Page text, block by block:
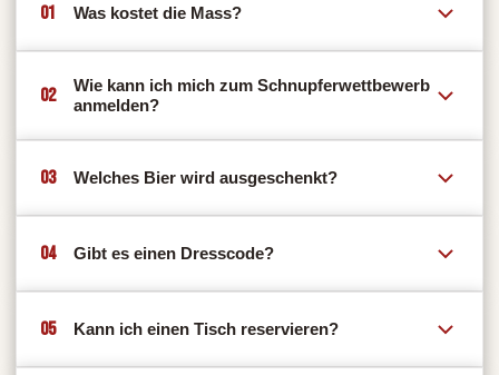
01 Was kostet die Mass?
02
Wie kann ich mich zum Schnupferwettbewerb
anmelden?
03 Welches Bier wird ausgeschenkt?
04 Gibt es einen Dresscode?
05 Kann ich einen Tisch reservieren?